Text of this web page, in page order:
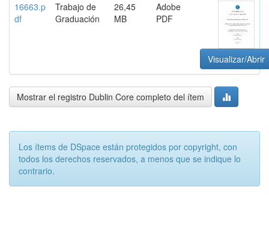
16663.p
df
Trabajo de
Graduación
26,45
MB
Adobe
PDF
Visualizar/Abrir
Mostrar el registro Dublin Core completo del ítem
Los ítems de DSpace están protegidos por copyright, con
todos los derechos reservados, a menos que se indique lo
contrario.